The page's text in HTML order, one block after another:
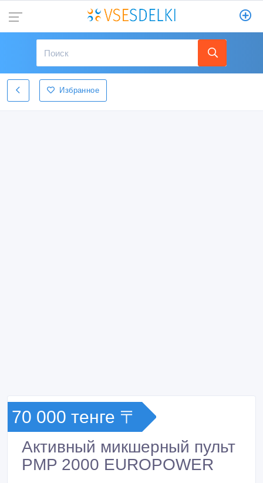
Избранное
70 000 тенге 〒
Активный микшерный пульт
PMP 2000 EUROPOWER